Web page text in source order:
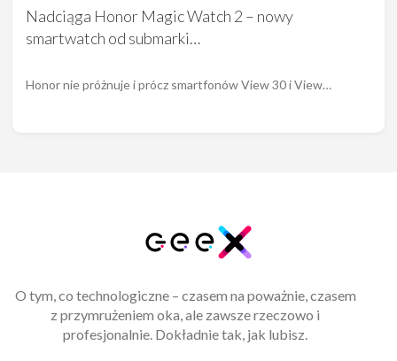
Nadciąga Honor Magic Watch 2 – nowy
smartwatch od submarki…
Honor nie próżnuje i prócz smartfonów View 30 i View…
O tym, co technologiczne – czasem na poważnie, czasem
z przymrużeniem oka, ale zawsze rzeczowo i
profesjonalnie. Dokładnie tak, jak lubisz.